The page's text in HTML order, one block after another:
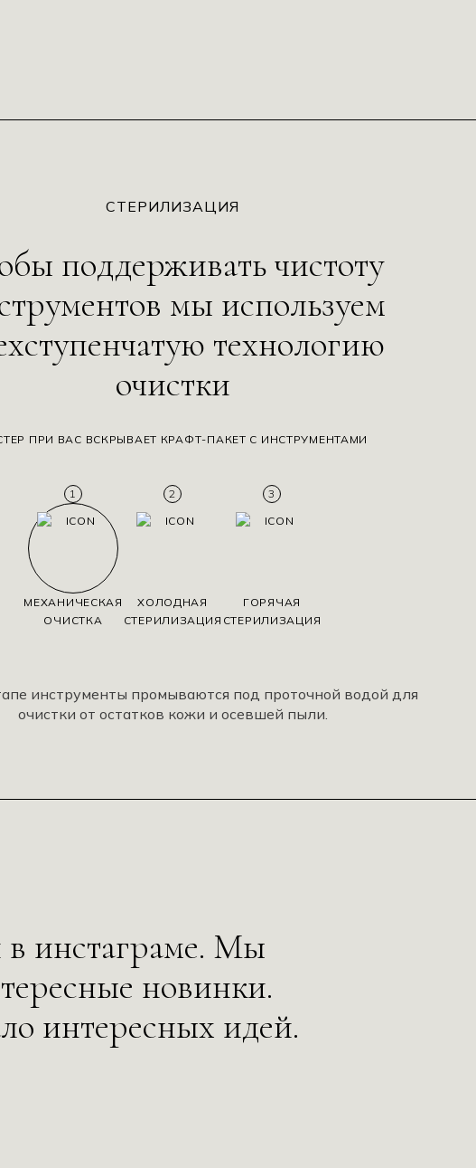
СТЕРИЛИЗАЦИЯ
поддерживать чистоту
мы используем
технологию
очистки
ПРИ ВАС ВСКРЫВАЕТ КРАФТ-ПАКЕТ С ИНСТРУМЕНТАМИ
1
МЕХАНИЧЕСКАЯ
ОЧИСТКА
2
ХОЛОДНАЯ
СТЕРИЛИЗАЦИЯ
3
ГОРЯЧАЯ
СТЕРИЛИЗАЦИЯ
инструменты промываются под проточной водой для
очистки от остатков кожи и осевшей пыли.
инстаграме. Мы
новинки.
интересных идей.